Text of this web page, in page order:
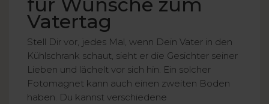
Vatertag
Stell Dir vor, jedes Mal, wenn Dein Vater in den
Kühlschrank schaut, sieht er die Gesichter seiner
Lieben und lächelt vor sich hin. Ein solcher
Fotomagnet kann auch einen zweiten Boden
haben. Du kannst verschiedene